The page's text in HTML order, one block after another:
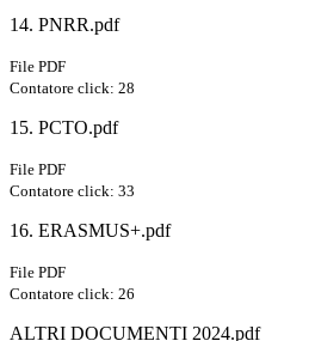
14. PNRR.pdf
File PDF
Contatore click: 28
15. PCTO.pdf
File PDF
Contatore click: 33
16. ERASMUS+.pdf
File PDF
Contatore click: 26
ALTRI DOCUMENTI 2024.pdf